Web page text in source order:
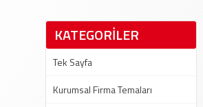
KATEGORİLER
Tek Sayfa
Kurumsal Firma Temaları